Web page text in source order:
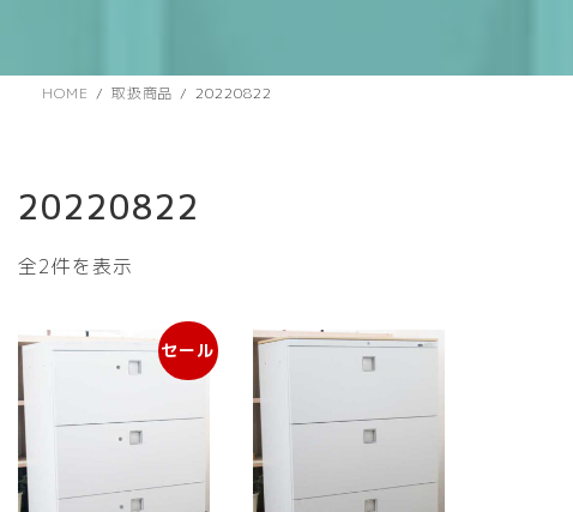
HOME 取扱商品 20220822
20220822
全2件を表示
順
セール